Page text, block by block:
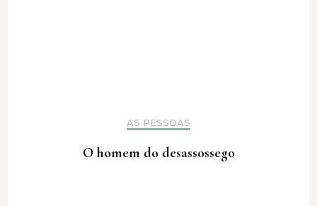
AS PESSOAS
O homem do desassossego